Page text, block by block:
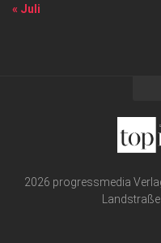
« Juli
2026 progressmedia